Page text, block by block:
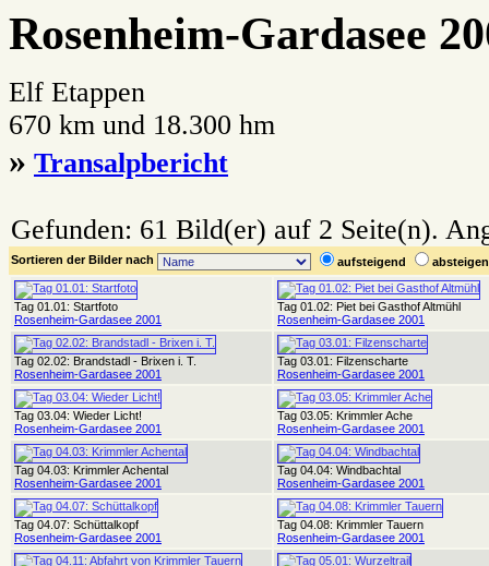
Rosenheim-Gardasee
Elf Etappen
670 km und 18.300 hm
» Transalpbericht
Gefunden: 61 Bild(er) auf 2 Seite(n).
Sortieren der Bilder nach aufsteigend
Tag 01.01: Startfoto
Rosenheim-Gardasee 2001
Tag 01.02: Piet bei Gasthof Altmühl
Rosenheim-Gardasee 2001
Tag 02.02: Brandstadl - Brixen i. T.
Rosenheim-Gardasee 2001
Tag 03.01: Filzenscharte
Rosenheim-Gardasee 2001
Tag 03.04: Wieder Licht!
Rosenheim-Gardasee 2001
Tag 03.05: Krimmler Ache
Rosenheim-Gardasee 2001
Tag 04.03: Krimmler Achental
Rosenheim-Gardasee 2001
Tag 04.04: Windbachtal
Rosenheim-Gardasee 2001
Tag 04.07: Schüttalkopf
Rosenheim-Gardasee 2001
Tag 04.08: Krimmler Tauern
Rosenheim-Gardasee 2001